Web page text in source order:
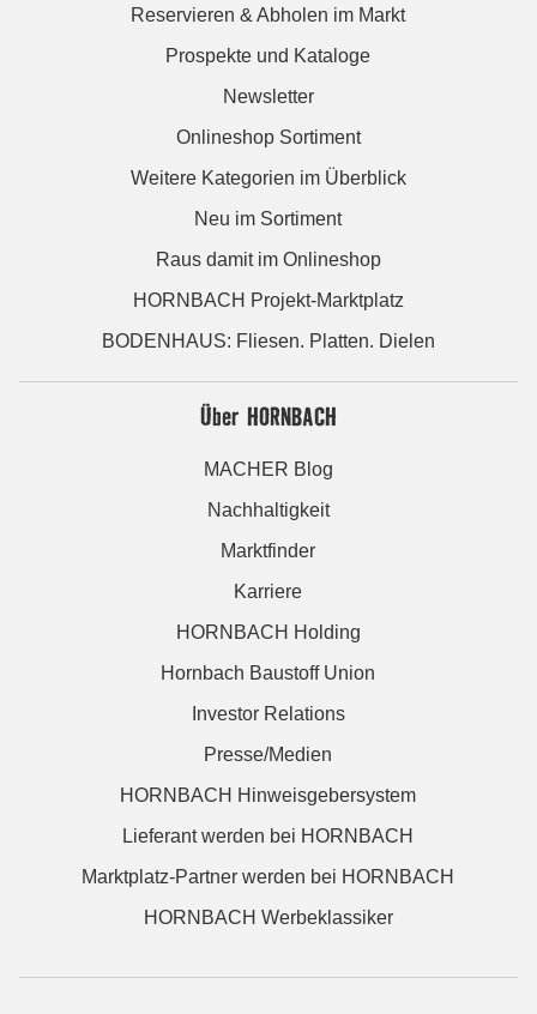
Reservieren & Abholen im Markt
Prospekte und Kataloge
Newsletter
Onlineshop Sortiment
Weitere Kategorien im Überblick
Neu im Sortiment
Raus damit im Onlineshop
HORNBACH Projekt-Marktplatz
BODENHAUS: Fliesen. Platten. Dielen
Über HORNBACH
MACHER Blog
Nachhaltigkeit
Marktfinder
Karriere
HORNBACH Holding
Hornbach Baustoff Union
Investor Relations
Presse/Medien
HORNBACH Hinweisgebersystem
Lieferant werden bei HORNBACH
Marktplatz-Partner werden bei HORNBACH
HORNBACH Werbeklassiker